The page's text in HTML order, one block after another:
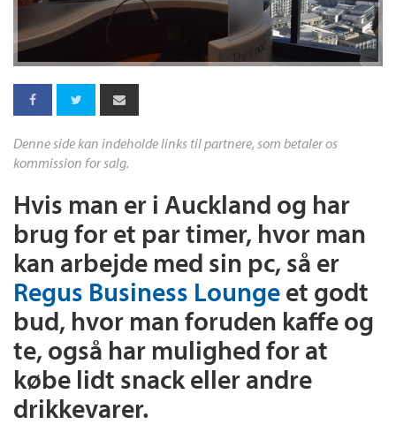
Denne side kan indeholde links til partnere, som betaler os
kommission for salg.
Hvis man er i Auckland og har
brug for et par timer, hvor man
kan arbejde med sin pc, så er
Regus Business Loungeet godt
bud, hvor man foruden kaffe og
te, også har mulighed for at
købe lidt snack eller andre
drikkevarer.